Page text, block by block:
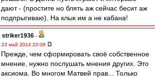
дают - (простите но блять аж сейчас бесит аж
подпрыгиваю). На клык им а не кабана!
striker1936 -
23 май 2014 20:08
Прежде, чем сформировать своё собственное
мнение, нужно послушать мнения других. Это
аксиома. Во многом Матвей прав... Только